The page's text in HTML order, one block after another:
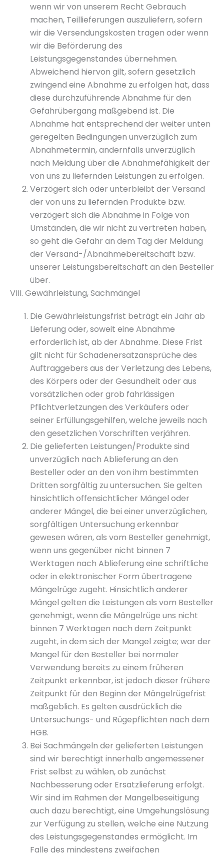
wenn wir von unserem Recht Gebrauch
machen, Teillieferungen auszuliefern, sofern
wir die Versendungskosten tragen oder wenn
wir die Beförderung des
Leistungsgegenstandes übernehmen.
Abweichend hiervon gilt, sofern gesetzlich
zwingend eine Abnahme zu erfolgen hat, dass
diese durchzuführende Abnahme für den
Gefahrübergang maßgebend ist. Die
Abnahme hat entsprechend der weiter unten
geregelten Bedingungen unverzüglich zum
Abnahmetermin, andernfalls unverzüglich
nach Meldung über die Abnahmefähigkeit der
von uns zu liefernden Leistungen zu erfolgen.
Verzögert sich oder unterbleibt der Versand
der von uns zu liefernden Produkte bzw.
verzögert sich die Abnahme in Folge von
Umständen, die wir nicht zu vertreten haben,
so geht die Gefahr an dem Tag der Meldung
der Versand-/Abnahmebereitschaft bzw.
unserer Leistungsbereitschaft an den Besteller
über.
VIII. Gewährleistung, Sachmängel
Die Gewährleistungsfrist beträgt ein Jahr ab
Lieferung oder, soweit eine Abnahme
erforderlich ist, ab der Abnahme. Diese Frist
gilt nicht für Schadenersatzansprüche des
Auftraggebers aus der Verletzung des Lebens,
des Körpers oder der Gesundheit oder aus
vorsätzlichen oder grob fahrlässigen
Pflichtverletzungen des Verkäufers oder
seiner Erfüllungsgehilfen, welche jeweils nach
den gesetzlichen Vorschriften verjähren.
Die gelieferten Leistungen/Produkte sind
unverzüglich nach Ablieferung an den
Besteller oder an den von ihm bestimmten
Dritten sorgfältig zu untersuchen. Sie gelten
hinsichtlich offensichtlicher Mängel oder
anderer Mängel, die bei einer unverzüglichen,
sorgfältigen Untersuchung erkennbar
gewesen wären, als vom Besteller genehmigt,
wenn uns gegenüber nicht binnen 7
Werktagen nach Ablieferung eine schriftliche
oder in elektronischer Form übertragene
Mängelrüge zugeht. Hinsichtlich anderer
Mängel gelten die Leistungen als vom Besteller
genehmigt, wenn die Mängelrüge uns nicht
binnen 7 Werktagen nach dem Zeitpunkt
zugeht, in dem sich der Mangel zeigte; war der
Mangel für den Besteller bei normaler
Verwendung bereits zu einem früheren
Zeitpunkt erkennbar, ist jedoch dieser frühere
Zeitpunkt für den Beginn der Mängelrügefrist
maßgeblich. Es gelten ausdrücklich die
Untersuchungs- und Rügepflichten nach dem
HGB.
Bei Sachmängeln der gelieferten Leistungen
sind wir berechtigt innerhalb angemessener
Frist selbst zu wählen, ob zunächst
Nachbesserung oder Ersatzlieferung erfolgt.
Wir sind im Rahmen der Mangelbeseitigung
auch dazu berechtigt, eine Umgehungslösung
zur Verfügung zu stellen, welche eine Nutzung
des Leistungsgegenstandes ermöglicht. Im
Falle des mindestens zweifachen